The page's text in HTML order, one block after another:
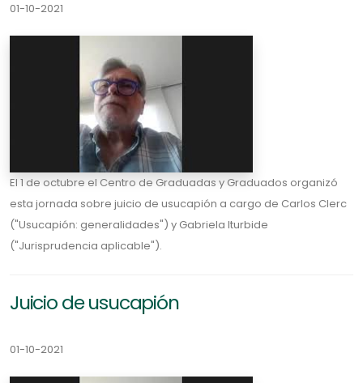
01-10-2021
El 1 de octubre el Centro de Graduadas y Graduados organizó
esta jornada sobre juicio de usucapión a cargo de Carlos Clerc
("Usucapión: generalidades") y Gabriela Iturbide
("Jurisprudencia aplicable").
Juicio de usucapión
01-10-2021